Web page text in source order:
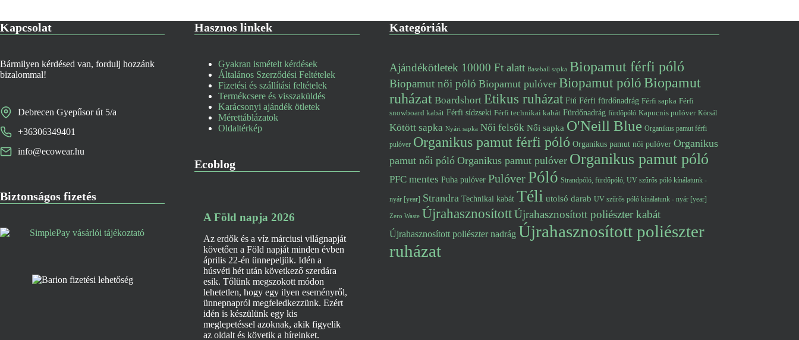
Kapcsolat
Bármilyen kérdésed van, fordulj hozzánk
bizalommal!
Debrecen Gyepűsor út 5/a
+36306349401
info@ecowear.hu
Biztonságos fizetés
Hasznos linkek
Gyakran ismételt kérdések
Általános Szerződési Feltételek
Fizetési és szállítási feltételek
Termékcsere és visszaküldés
Karácsonyi ajándék ötletek
Mérettáblázatok
Oldaltérkép
Ecoblog
A Föld napja 2026
Az erdők és a víz márciusi világnapját
követően a Föld napját minden évben
április 22-én ünnepeljük. Idén a
húsvéti hét után következő szerdára
esik. Tőlünk megszokott módon
lehetetlen, hogy egy ilyen eseményről,
ünnepnapról megfeledkezzünk. Ezért
idén is készülünk egy kis
meglepetéssel azoknak, akik figyelik
az oldalt és követik a híreinket.
Kategóriák
Ajándékötletek 10000 Ft alatt Baseball sapka Biopamut férfi póló
Biopamut női póló Biopamut pulóver Biopamut pólóBiopamut
ruházat Boardshort Etikus ruházat Fiú Férfi fürdőnadrág Férfi sapka Férfi
snowboard kabát Férfi sídzseki Férfi technikai kabát Fürdőnadrág fürdőpóló Kapucnis pulóver Körsál
Kötött sapka Nyári sapka Női felsők Női sapka O'Neill Blue Organikus pamut férfi
pulóver Organikus pamut férfi póló Organikus pamut női pulóver Organikus
pamut női póló Organikus pamut pulóver Organikus pamut póló
PFC mentes Puha pulóver PulóverPóló Strandpóló, fürdőpóló, UV szűrős póló kínálatunk -
nyár [year] Strandra Technikai kabát Téli utolsó darab UV szűrős póló kínálatunk - nyár [year]
Zero Waste Újrahasznosított Újrahasznosított poliészter kabát
Újrahasznosított poliészter nadrág Újrahasznosított poliészter
ruházat